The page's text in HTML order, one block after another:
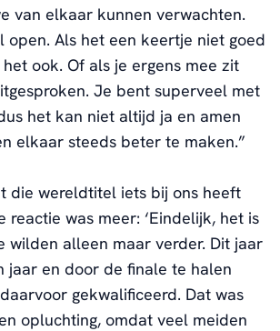
van elkaar kunnen verwachten.
open. Als het een keertje niet goed
ook. Of als je ergens mee zit
Je bent superveel met
het kan niet altijd ja en amen
elkaar steeds beter te maken.”
die wereldtitel iets bij ons heeft
reactie was meer: ‘Eindelijk, het is
wilden alleen maar verder. Dit jaar
jaar en door de finale te halen
gekwalificeerd. Dat was
opluchting, omdat veel meiden